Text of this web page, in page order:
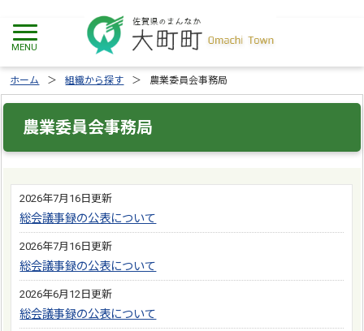
ホーム 組織から探す 農業委員会事務局
農業委員会事務局
2026年7月16日更新
総会議事録の公表について
2026年7月16日更新
総会議事録の公表について
2026年6月12日更新
総会議事録の公表について